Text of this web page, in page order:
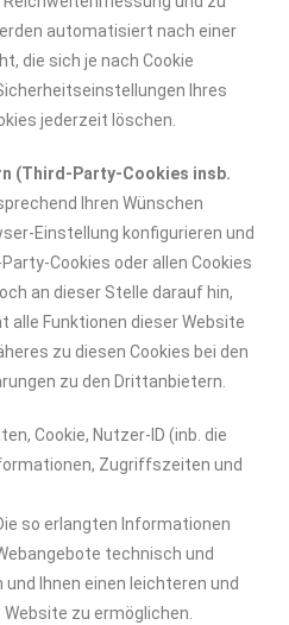
automatisiert nach einer
die sich je nach Cookie
Ihres
jederzeit löschen.
(Third-Party-Cookies insb.
Ihren Wünschen
Einstellung konfigurieren und
Cookies oder allen Cookies
an dieser Stelle darauf hin,
alle Funktionen dieser Website
zu diesen Cookies bei den
zu den Drittanbietern.
Cookie, Nutzer-ID (inb. die
Zugriffszeiten und
so erlangten Informationen
technisch und
Ihnen einen leichteren und
zu ermöglichen.